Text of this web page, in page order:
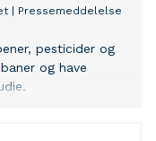
| Pressemeddelelse
pesticider og
og have